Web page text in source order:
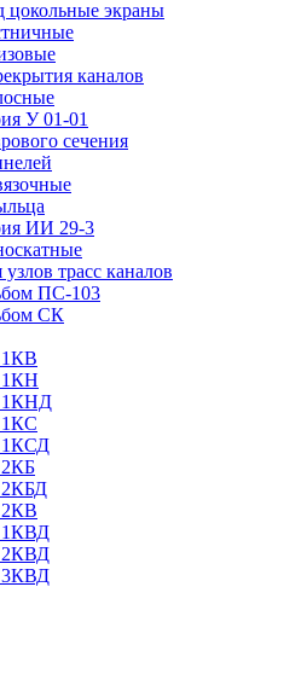
цокольные экраны
каналов
У 01-01
сечения
ИИ 29-3
трасс каналов
ПС-103
СК
1КН
1КНД
1КСД
1КВД
2КВД
3КВД